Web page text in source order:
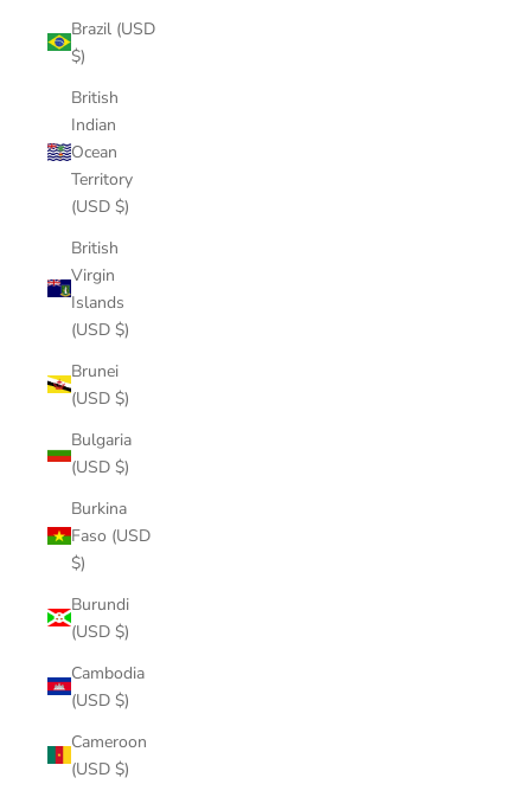
Brazil (USD
$)
British
Indian
Ocean
Territory
(USD $)
British
Virgin
Islands
(USD $)
Brunei
(USD $)
Bulgaria
(USD $)
Burkina
Faso (USD
$)
Burundi
(USD $)
Cambodia
(USD $)
Cameroon
(USD $)